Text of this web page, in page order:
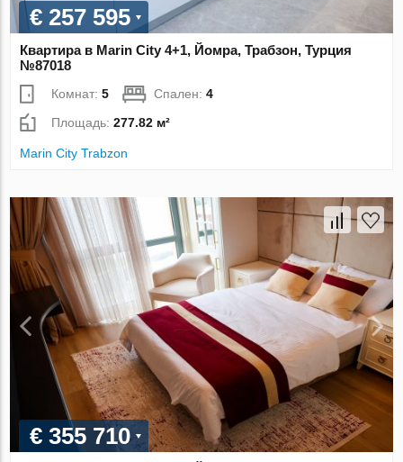
€ 257 595
Квартира в Marin City 4+1, Йомра, Трабзон, Турция
№87018
Комнат:5 Спален:4
Площадь:277.82 м²
Marin City Trabzon
€ 355 710